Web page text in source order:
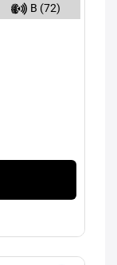
B (72)